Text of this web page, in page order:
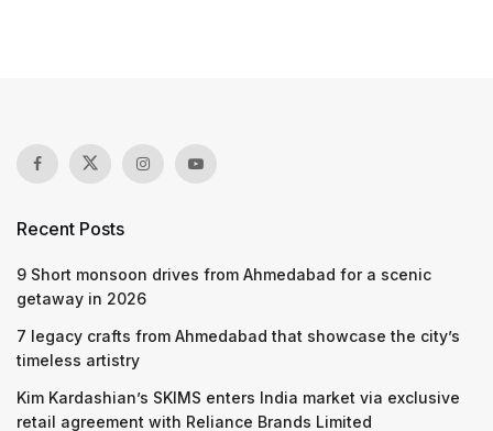
Recent Posts
9 Short monsoon drives from Ahmedabad for a scenic
getaway in 2026
7 legacy crafts from Ahmedabad that showcase the city’s
timeless artistry
Kim Kardashian’s SKIMS enters India market via exclusive
retail agreement with Reliance Brands Limited